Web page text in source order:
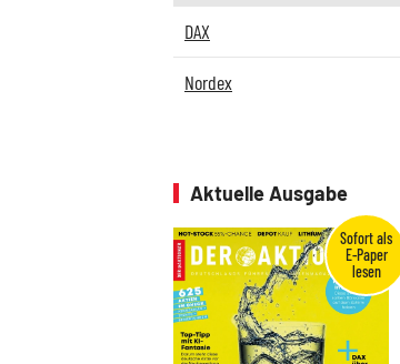
DAX
Nordex
Aktuelle Ausgabe